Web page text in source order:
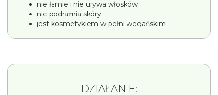
nie łamie i nie urywa włosków
nie podrażnia skóry
jest kosmetykiem w pełni wegańskim
DZIAŁANIE: